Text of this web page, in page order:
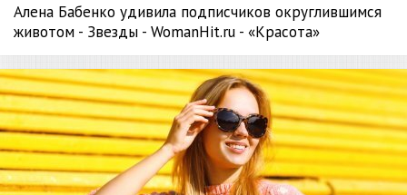
Алена Бабенко удивила подписчиков округлившимся
животом - Звезды - WomanHit.ru - «Красота»